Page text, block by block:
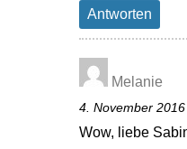
Antworten
Melanie
4. November
Wow, liebe